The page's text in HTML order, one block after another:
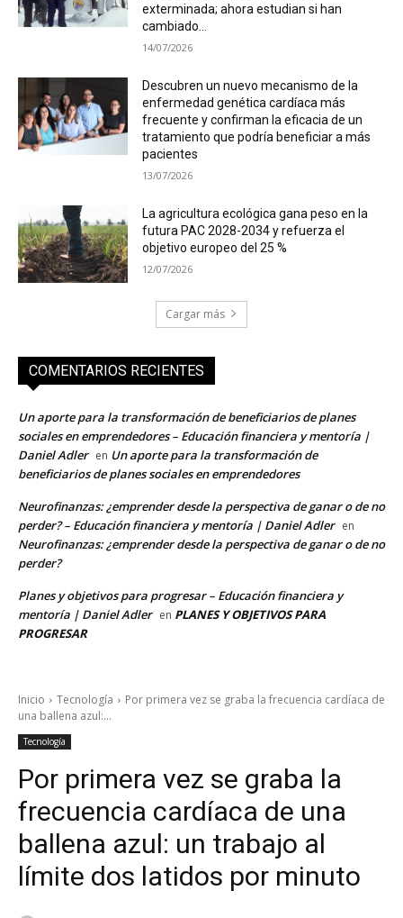
exterminada; ahora estudian si han
cambiado...
14/07/2026
Descubren un nuevo mecanismo de la
enfermedad genética cardíaca más
frecuente y confirman la eficacia de un
tratamiento que podría beneficiar a más
pacientes
13/07/2026
La agricultura ecológica gana peso en la
futura PAC 2028-2034 y refuerza el
objetivo europeo del 25 %
12/07/2026
Cargar más
COMENTARIOS RECIENTES
Un aporte para la transformación de beneficiarios de planes
sociales en emprendedores – Educación financiera y mentoría |
Daniel Adler en Un aporte para la transformación de
beneficiarios de planes sociales en emprendedores
Neurofinanzas: ¿emprender desde la perspectiva de ganar o de no
perder? – Educación financiera y mentoría | Daniel Adler en
Neurofinanzas: ¿emprender desde la perspectiva de ganar o de no
perder?
Planes y objetivos para progresar – Educación financiera y
mentoría | Daniel Adler en PLANES Y OBJETIVOS PARA
PROGRESAR